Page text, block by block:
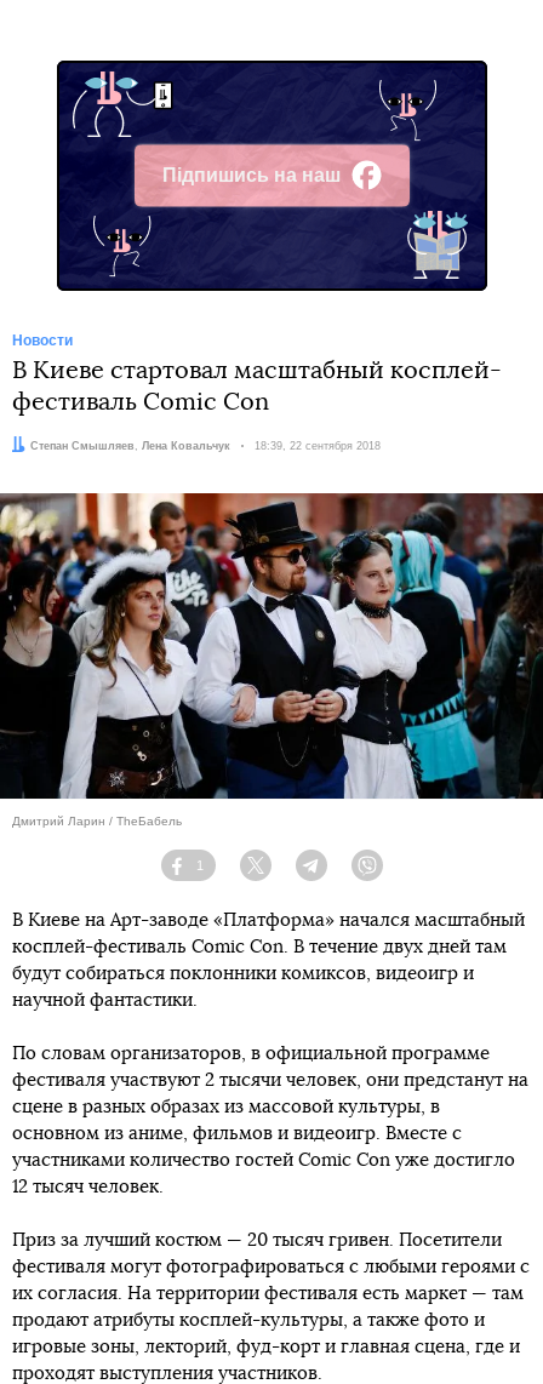
Підпишись на наш
Facebook
Новости
В Киеве стартовал масштабный косплей-
фестиваль Comic Con
Авторы:
Степан Смышляев , Лена Ковальчук Дата:
18:39, 22 сентября 2018
Дмитрий Ларин / TheБабель
Facebook
1
Twitter TelegramViber
В Киеве на Арт-заводе «Платформа» начался масштабный
косплей-фестиваль Comic Con. В течение двух дней там
будут собираться поклонники комиксов, видеоигр и
научной фантастики.
По словам организаторов, в официальной программе
фестиваля участвуют 2 тысячи человек, они предстанут на
сцене в разных образах из массовой культуры, в
основном из аниме, фильмов и видеоигр. Вместе с
участниками количество гостей Comic Con уже достигло
12 тысяч человек.
Приз за лучший костюм — 20 тысяч гривен. Посетители
фестиваля могут фотографироваться с любыми героями с
их согласия. На территории фестиваля есть маркет — там
продают атрибуты косплей-культуры, а также фото и
игровые зоны, лекторий, фуд-корт и главная сцена, где и
проходят выступления участников.